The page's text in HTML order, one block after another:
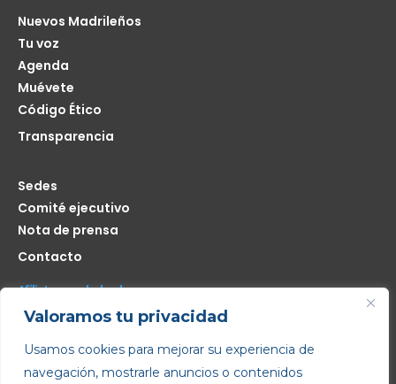
Valoramos tu privacidad
Usamos cookies para mejorar su experiencia de
navegación, mostrarle anuncios o contenidos
Nuevos Madrileños
Tu voz
Agenda
Muévete
Código Ético
Transparencia
Sedes
Comité ejecutivo
Nota de prensa
Contacto
Afíliate seas de donde seas
Me interesa
Copyright © 2022 – Todos los derechos reservados